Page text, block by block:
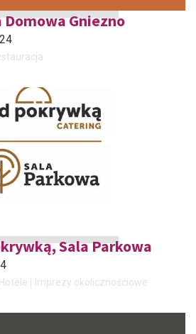
Gniezno
Sala Parkowa
Imprezy okolicznościowe